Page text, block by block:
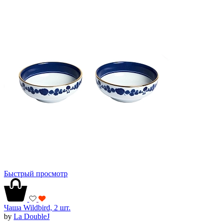
Быстрый просмотр
Чаша Wildbird, 2 шт.
by La DoubleJ